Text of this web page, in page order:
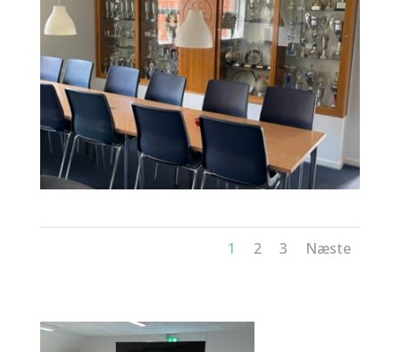
1 2 3 Næste